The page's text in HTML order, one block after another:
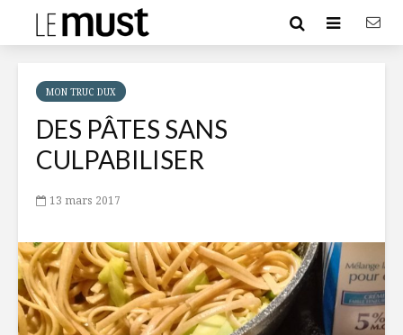
MON TRUC DUX
DES PÂTES SANS
CULPABILISER
13 mars 2017